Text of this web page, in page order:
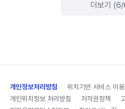
더보기
개인정보처리방침
위치기반 서비스 이
개인위치정보 처리방침
저작권정책